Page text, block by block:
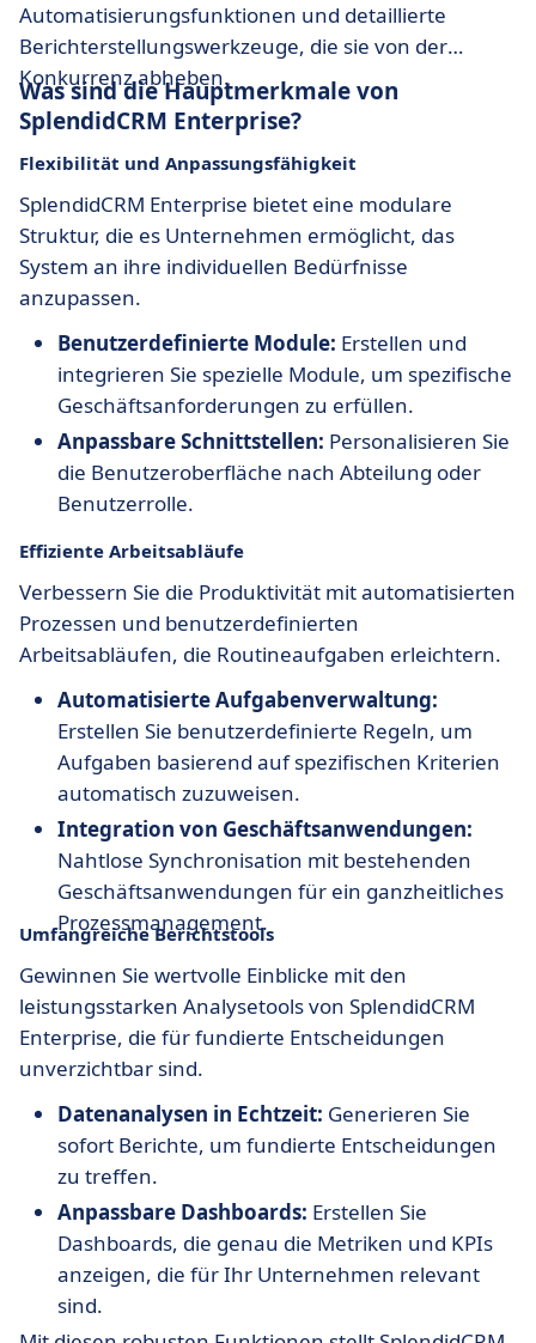
Automatisierungsfunktionen und detaillierte
Berichterstellungswerkzeuge, die sie von der
Konkurrenz abheben.
Was sind die Hauptmerkmale von
SplendidCRM Enterprise?
Flexibilität und Anpassungsfähigkeit
SplendidCRM Enterprise bietet eine modulare
Struktur, die es Unternehmen ermöglicht, das
System an ihre individuellen Bedürfnisse
anzupassen.
Benutzerdefinierte Module: Erstellen und
integrieren Sie spezielle Module, um spezifische
Geschäftsanforderungen zu erfüllen.
Anpassbare Schnittstellen: Personalisieren Sie
die Benutzeroberfläche nach Abteilung oder
Benutzerrolle.
Effiziente Arbeitsabläufe
Verbessern Sie die Produktivität mit automatisierten
Prozessen und benutzerdefinierten
Arbeitsabläufen, die Routineaufgaben erleichtern.
Automatisierte Aufgabenverwaltung:
Erstellen Sie benutzerdefinierte Regeln, um
Aufgaben basierend auf spezifischen Kriterien
automatisch zuzuweisen.
Integration von Geschäftsanwendungen:
Nahtlose Synchronisation mit bestehenden
Geschäftsanwendungen für ein ganzheitliches
Prozessmanagement.
Umfangreiche Berichtstools
Gewinnen Sie wertvolle Einblicke mit den
leistungsstarken Analysetools von SplendidCRM
Enterprise, die für fundierte Entscheidungen
unverzichtbar sind.
Datenanalysen in Echtzeit: Generieren Sie
sofort Berichte, um fundierte Entscheidungen
zu treffen.
Anpassbare Dashboards: Erstellen Sie
Dashboards, die genau die Metriken und KPIs
anzeigen, die für Ihr Unternehmen relevant
sind.